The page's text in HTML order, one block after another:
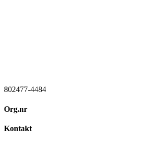
802477-4484
Org.nr
Kontakt